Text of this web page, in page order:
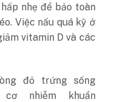
nhẹ để bảo toàn
Việc nấu quá kỹ ở
vitamin D và các
đỏ trứng sống
nhiễm khuẩn